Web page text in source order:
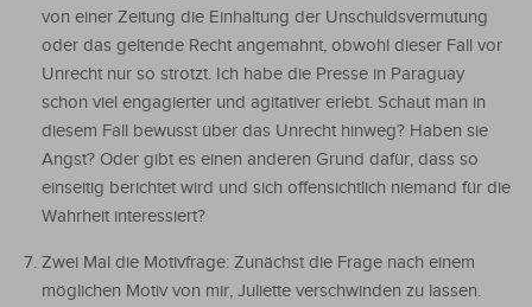
von einer Zeitung die Einhaltung der Unschuldsvermutung
oder das geltende Recht angemahnt, obwohl dieser Fall vor
Unrecht nur so strotzt. Ich habe die Presse in Paraguay
schon viel engagierter und agitativer erlebt. Schaut man in
diesem Fall bewusst über das Unrecht hinweg? Haben sie
Angst? Oder gibt es einen anderen Grund dafür, dass so
einseitig berichtet wird und sich offensichtlich niemand für die
Wahrheit interessiert?
Zwei Mal die Motivfrage: Zunächst die Frage nach einem
möglichen Motiv von mir, Juliette verschwinden zu lassen.